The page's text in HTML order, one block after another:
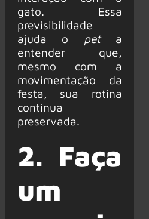
gato. Essa
previsibilidade
ajuda o
peta
entender que,
mesmo com a
movimentação da
festa, sua rotina
continua
preservada.
2. Faça
um